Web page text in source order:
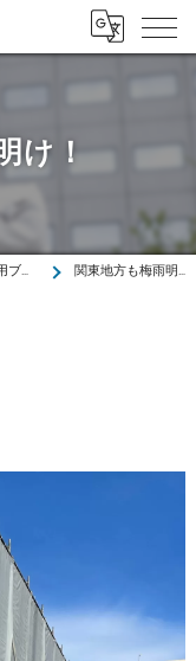
け！
ログ 関東地方も梅雨明け！